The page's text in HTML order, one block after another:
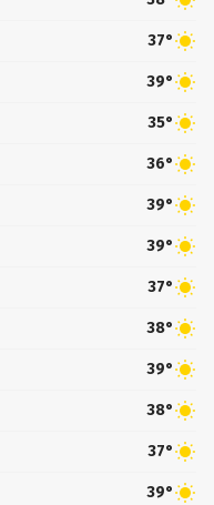
37°
39°
35°
36°
39°
39°
37°
38°
39°
38°
37°
39°